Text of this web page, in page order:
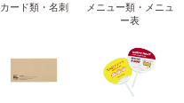
カード類・名刺
メニュー類・メニュ
ー表